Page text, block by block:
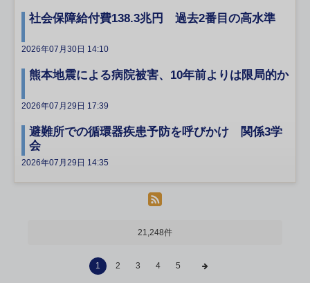
社会保障給付費138.3兆円 過去2番目の高水準
2026年07月30日 14:10
熊本地震による病院被害、10年前よりは限局的か
2026年07月29日 17:39
避難所での循環器疾患予防を呼びかけ 関係3学
会
2026年07月29日 14:35
21,248件
1 2 3 4 5